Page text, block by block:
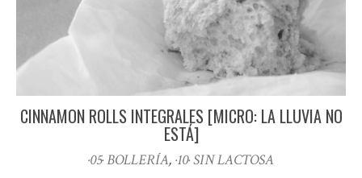
CINNAMON ROLLS INTEGRALES [MICRO: LA LLUVIA NO
ESTÁ]
·05· BOLLERÍA, ·10· SIN LACTOSA